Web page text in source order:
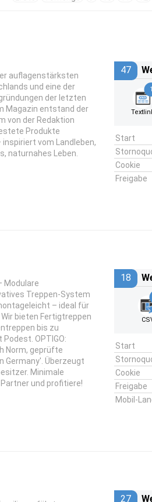
auflagenstärksten
und eine der
der letzten
Magazin entstand der
von der Redaktion
Produkte
vom Landleben,
naturnahes Leben.
47
1
Start
Cookie
Freigabe
Modulare
Treppen-System
– ideal für
Wir bieten Fertigtreppen
bis zu
OPTIGO:
Norm, geprüfte
Germany'. Überzeugt
Minimale
und profitiere!
18
Start
Cookie
Freigabe
Mobil-
27